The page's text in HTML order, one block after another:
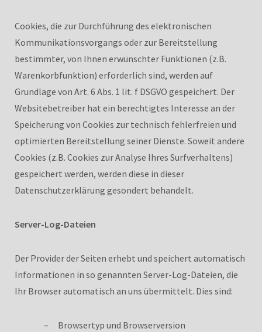
Cookies, die zur Durchführung des elektronischen
Kommunikationsvorgangs oder zur Bereitstellung
bestimmter, von Ihnen erwünschter Funktionen (z.B.
Warenkorbfunktion) erforderlich sind, werden auf
Grundlage von Art. 6 Abs. 1 lit. f DSGVO gespeichert. Der
Websitebetreiber hat ein berechtigtes Interesse an der
Speicherung von Cookies zur technisch fehlerfreien und
optimierten Bereitstellung seiner Dienste. Soweit andere
Cookies (z.B. Cookies zur Analyse Ihres Surfverhaltens)
gespeichert werden, werden diese in dieser
Datenschutzerklärung gesondert behandelt.
Server-Log-Dateien
Der Provider der Seiten erhebt und speichert automatisch
Informationen in so genannten Server-Log-Dateien, die
Ihr Browser automatisch an uns übermittelt. Dies sind:
Browsertyp und Browserversion